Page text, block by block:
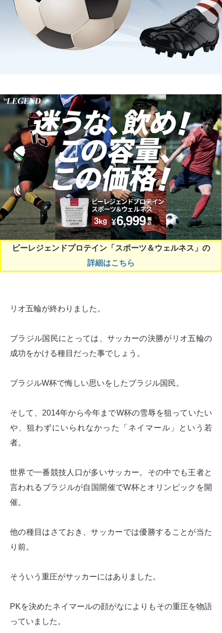
ビーレジェンドプロテイン「スポーツ＆ウェルネス」の
詳細はこちら
リオ五輪が終わりました。
ブラジル国民にとっては、サッカーの決勝がリオ五輪の
成功をかける種目だった事でしょう。
ブラジルW杯で悔しい思いをしたブラジル国民。
そして、2014年から今年までW杯の雪辱を狙っていたい
や、狙わずにいられなかった「ネイマール」という若
者。
世界で一番競技人口が多いサッカー。その中でも王者と
言われるブラジルが自国開催でW杯とオリンピックを開
催。
他の種目はさておき、サッカーでは優勝することが当た
り前。
そういう重圧がサッカーにはありました。
PKを決めたネイマールの顔がなによりもその重圧を物語
っていました。